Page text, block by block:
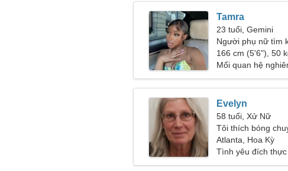
Tamra
23 tuổi, Gemini
Người phụ nữ tìm
166 cm (5'6"), 50
Mối quan hệ
Evelyn
58 tuổi, Xử Nữ
Tôi thích bóng
Atlanta, Hoa Kỳ
Tình yêu đích thực